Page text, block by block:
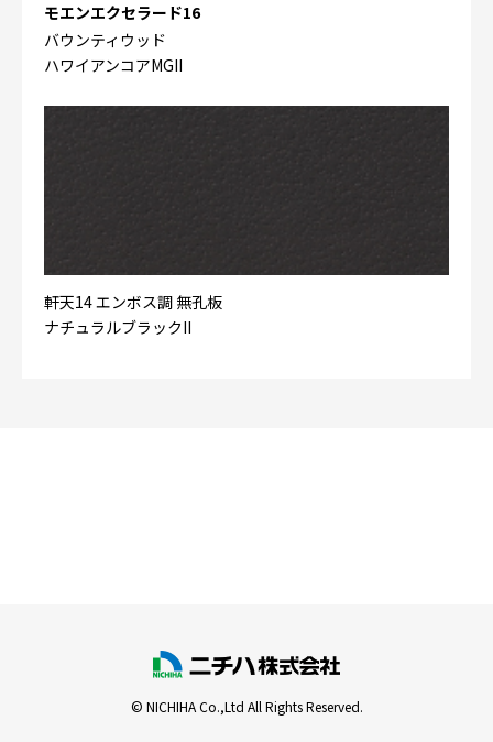
モエンエクセラード16
バウンティウッド
ハワイアンコアMGII
軒天14 エンボス調 無孔板
ナチュラルブラックII
© NICHIHA Co.,Ltd All Rights Reserved.